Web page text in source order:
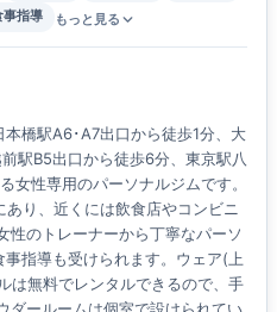
事指導 もっと見る
橋駅A6･A7出口から徒歩1分、大
駅B5出口から徒歩6分、東京駅八
女性専用のパーソナルジムです。
あり、近くには飲食店やコンビニ
性のトレーナーから丁寧なパーソ
指導も受けられます。ウェア(上
は無料でレンタルできるので、手